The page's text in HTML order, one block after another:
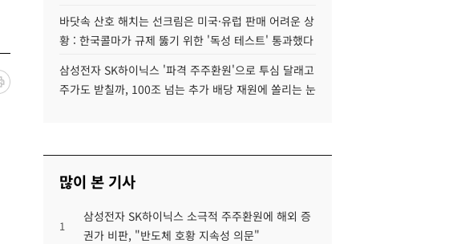
바닷속 산호 해치는 선크림은 미국·유럽 판매 어려운 상
황 : 한국콜마가 규제 뚫기 위한 '독성 테스트' 통과했다
삼성전자 SK하이닉스 '파격 주주환원'으로 투심 달래고
주가도 받칠까, 100조 넘는 추가 배당 재원에 쏠리는 눈
많이 본 기사
1
삼성전자 SK하이닉스 소극적 주주환원에 해외 증
권가 비판, "반도체 호황 지속성 의문"